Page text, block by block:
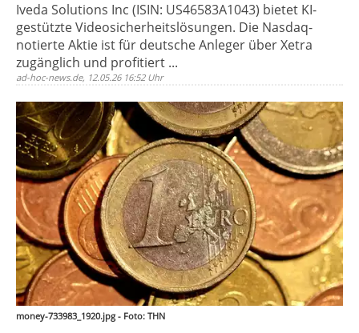
Iveda Solutions Inc (ISIN: US46583A1043) bietet KI-
gestützte Videosicherheitslösungen. Die Nasdaq-
notierte Aktie ist für deutsche Anleger über Xetra
zugänglich und profitiert ...
ad-hoc-news.de, 12.05.26 16:52 Uhr
money-733983_1920.jpg - Foto: THN